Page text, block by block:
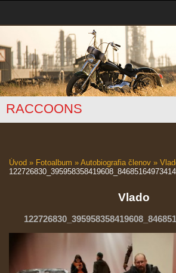
RACCOONS
Úvod » Fotoalbum » Autobiografia členov »
Vlado